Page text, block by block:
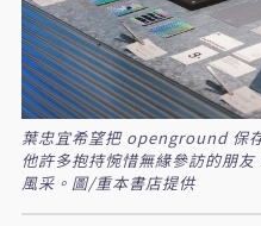
葉忠宜希望把 openground 保
他許多抱持惋惜無緣參訪的朋
風采。圖/重本書店提供